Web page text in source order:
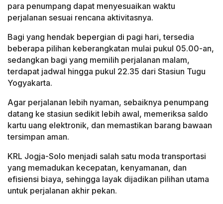
para penumpang dapat menyesuaikan waktu
perjalanan sesuai rencana aktivitasnya.
Bagi yang hendak bepergian di pagi hari, tersedia
beberapa pilihan keberangkatan mulai pukul 05.00-an,
sedangkan bagi yang memilih perjalanan malam,
terdapat jadwal hingga pukul 22.35 dari Stasiun Tugu
Yogyakarta.
Agar perjalanan lebih nyaman, sebaiknya penumpang
datang ke stasiun sedikit lebih awal, memeriksa saldo
kartu uang elektronik, dan memastikan barang bawaan
tersimpan aman.
KRL Jogja-Solo menjadi salah satu moda transportasi
yang memadukan kecepatan, kenyamanan, dan
efisiensi biaya, sehingga layak dijadikan pilihan utama
untuk perjalanan akhir pekan.